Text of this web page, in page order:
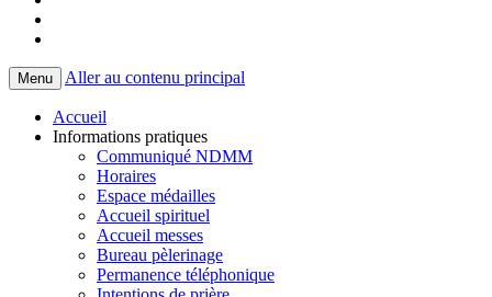
Menu Aller au contenu principal
Accueil
Informations pratiques
Communiqué NDMM
Horaires
Espace médailles
Accueil spirituel
Accueil messes
Bureau pèlerinage
Permanence téléphonique